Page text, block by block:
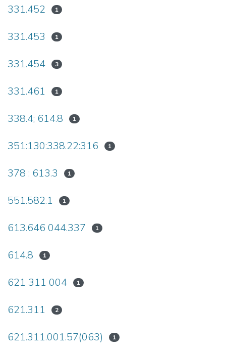
331.452 1
331.453 1
331.454 3
331.461 1
338.4; 614.8 1
351:130:338.22:316 1
378 : 613.3 1
551.582.1 1
613.646 044.337 1
614.8 1
621 311 004 1
621.311 2
621.311.001.57(063) 1